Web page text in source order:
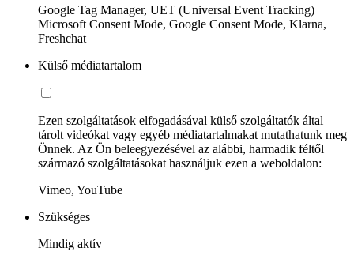
Google Tag Manager, UET (Universal Event Tracking)
Microsoft Consent Mode, Google Consent Mode, Klarna,
Freshchat
Külső médiatartalom
Ezen szolgáltatások elfogadásával külső szolgáltatók által
tárolt videókat vagy egyéb médiatartalmakat mutathatunk meg
Önnek. Az Ön beleegyezésével az alábbi, harmadik féltől
származó szolgáltatásokat használjuk ezen a weboldalon:
Vimeo, YouTube
Szükséges
Mindig aktív